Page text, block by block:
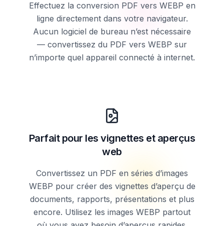
Effectuez la conversion PDF vers WEBP en
ligne directement dans votre navigateur.
Aucun logiciel de bureau n’est nécessaire
— convertissez du PDF vers WEBP sur
n’importe quel appareil connecté à internet.
Parfait pour les vignettes et aperçus
web
Convertissez un PDF en séries d’images
WEBP pour créer des vignettes d’aperçu de
documents, rapports, présentations et plus
encore. Utilisez les images WEBP partout